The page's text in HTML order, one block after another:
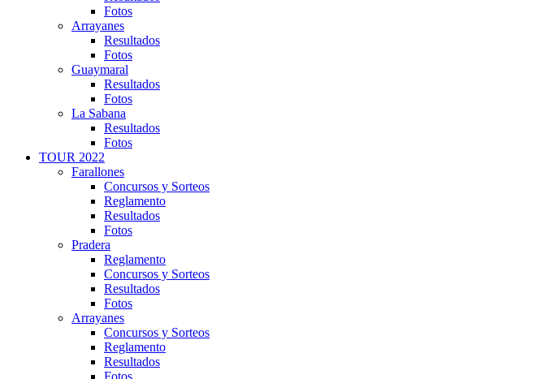
Fotos
Arrayanes
Resultados
Fotos
Guaymaral
Resultados
Fotos
La Sabana
Resultados
Fotos
TOUR 2022
Farallones
Concursos y Sorteos
Reglamento
Resultados
Fotos
Pradera
Reglamento
Concursos y Sorteos
Resultados
Fotos
Arrayanes
Concursos y Sorteos
Reglamento
Resultados
Fotos